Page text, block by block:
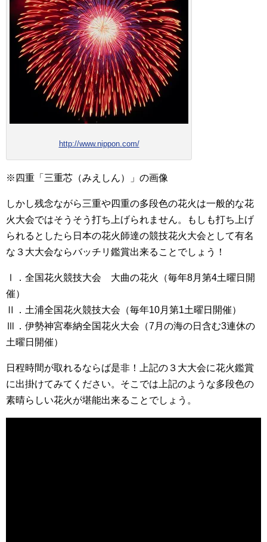
http://www.nippon.com/
※四重「三重芯（みえしん）」の画像
しかし残念ながら三重や四重の多段色の花火は一般的な花
火大会ではそうそう打ち上げられません。もしも打ち上げ
られるとしたら日本の花火師達の競技花火大会として有名
な３大大会ならバッチリ鑑賞出来ることでしょう！
Ⅰ．全国花火競技大会 大曲の花火（毎年8月第4土曜日開
催）
Ⅱ．土浦全国花火競技大会（毎年10月第1土曜日開催）
Ⅲ．伊勢神宮奉納全国花火大会（7月の海の日含む3連休の
土曜日開催）
日程時間が取れるならば是非！上記の３大大会に花火鑑賞
に出掛けてみてください。そこでは上記のような多段色の
素晴らしい花火が堪能出来ることでしょう。